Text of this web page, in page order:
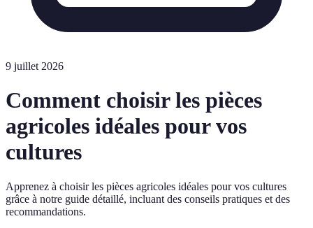
9 juillet 2026
Comment choisir les pièces
agricoles idéales pour vos
cultures
Apprenez à choisir les pièces agricoles idéales pour vos cultures
grâce à notre guide détaillé, incluant des conseils pratiques et des
recommandations.